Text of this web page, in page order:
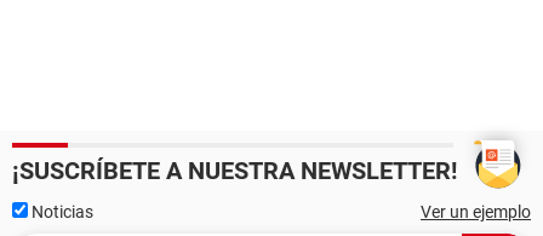
¡SUSCRÍBETE A NUESTRA NEWSLETTER!
Noticias Ver un ejemplo